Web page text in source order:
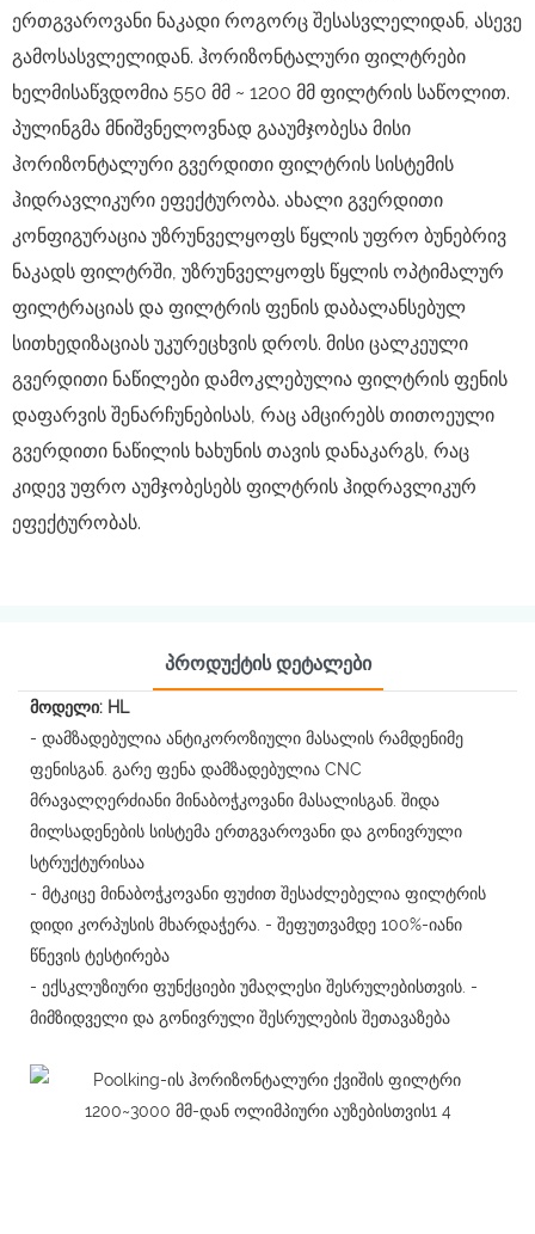
ერთგვაროვანი ნაკადი როგორც შესასვლელიდან, ასევე
გამოსასვლელიდან. ჰორიზონტალური ფილტრები
ხელმისაწვდომია 550 მმ ~ 1200 მმ ფილტრის საწოლით.
პულინგმა მნიშვნელოვნად გააუმჯობესა მისი
ჰორიზონტალური გვერდითი ფილტრის სისტემის
ჰიდრავლიკური ეფექტურობა. ახალი გვერდითი
კონფიგურაცია უზრუნველყოფს წყლის უფრო ბუნებრივ
ნაკადს ფილტრში, უზრუნველყოფს წყლის ოპტიმალურ
ფილტრაციას და ფილტრის ფენის დაბალანსებულ
სითხედიზაციას უკურეცხვის დროს. მისი ცალკეული
გვერდითი ნაწილები დამოკლებულია ფილტრის ფენის
დაფარვის შენარჩუნებისას, რაც ამცირებს თითოეული
გვერდითი ნაწილის ხახუნის თავის დანაკარგს, რაც
კიდევ უფრო აუმჯობესებს ფილტრის ჰიდრავლიკურ
ეფექტურობას.
Პროდუქტის Დეტალები
მოდელი: HL
- დამზადებულია ანტიკოროზიული მასალის რამდენიმე
ფენისგან. გარე ფენა დამზადებულია CNC
მრავალღერძიანი მინაბოჭკოვანი მასალისგან. შიდა
მილსადენების სისტემა ერთგვაროვანი და გონივრული
სტრუქტურისაა
- მტკიცე მინაბოჭკოვანი ფუძით შესაძლებელია ფილტრის
დიდი კორპუსის მხარდაჭერა. - შეფუთვამდე 100%-იანი
წნევის ტესტირება
- ექსკლუზიური ფუნქციები უმაღლესი შესრულებისთვის. -
მიმზიდველი და გონივრული შესრულების შეთავაზება